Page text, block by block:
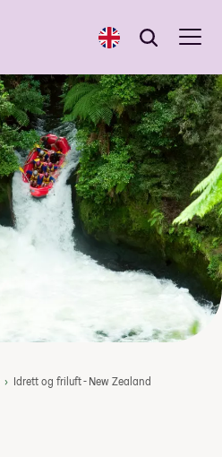
English Søk
Søk
Idrett og friluft - New Zealand